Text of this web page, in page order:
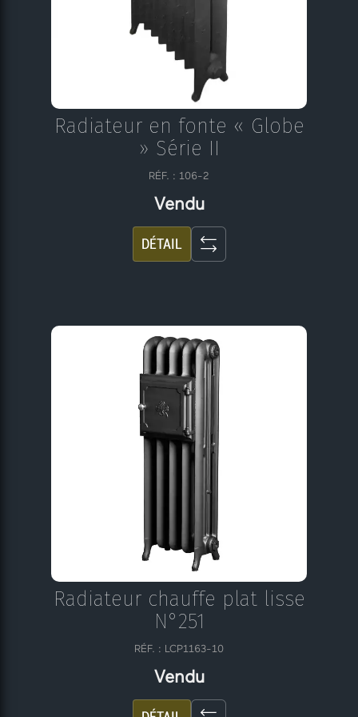
Radiateur en fonte « Globe
» Série II
RÉF. : 106-2
Vendu
DÉTAIL
Radiateur chauffe plat lisse
N°251
RÉF. : LCP1163-10
Vendu